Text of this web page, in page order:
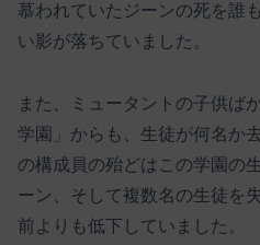
慕われていたジーンの死を誰
い影が落ちていました。
また、ミュータントの子供ば
学園」からも、生徒が何名か
の構成員の殆どはこの学園の
ーン、そして複数名の生徒を
前よりも低下していました。